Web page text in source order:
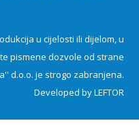
u cijelosti ili dijelom, u
pismene dozvole od strane
d.o.o. je strogo zabranjena.
Developed byLEFTOR